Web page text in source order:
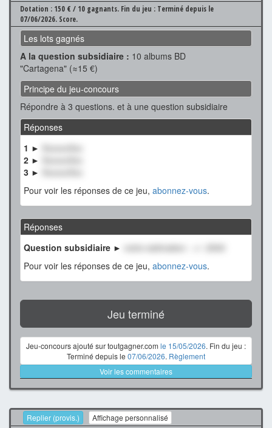
Dotation : 150 € / 10 gagnants. Fin du jeu : Terminé depuis le
07/06/2026. Score.
Les lots gagnés
A la question subsidiaire : 10 albums BD
"Cartagena" (≈15 €)
Principe du jeu-concours
Répondre à 3 questions. et à une question subsidiaire
Réponses
1 ►
XxxxxxXxx
2 ►
3 ►
Pour voir les réponses de ce jeu, abonnez-vous.
Réponses
Question subsidiaire ►
notre estimation : +/- 2500
Pour voir les réponses de ce jeu, abonnez-vous.
Jeu terminé
Jeu-concours ajouté sur toutgagner.com le 15/05/2026. Fin du jeu :
Terminé depuis le 07/06/2026. Règlement
Voir les commentaires
Replier (provis.) Affichage personnalisé